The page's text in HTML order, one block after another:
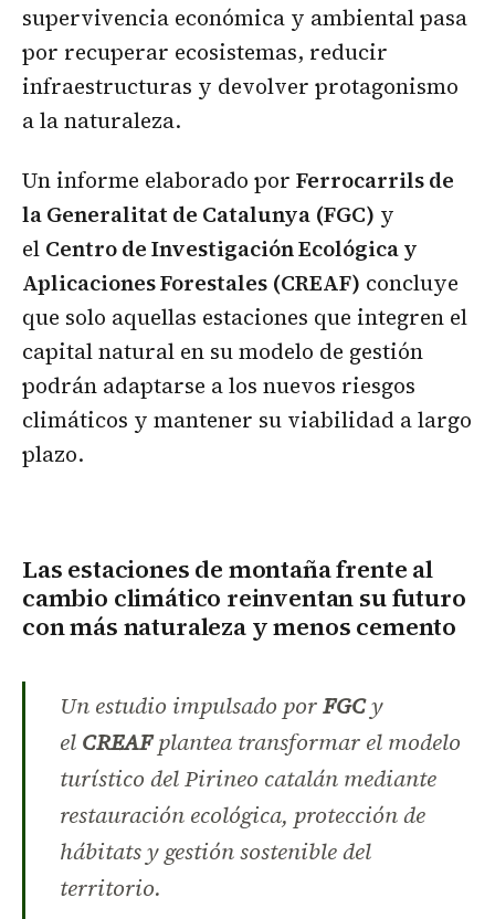
supervivencia económica y ambiental pasa
por recuperar ecosistemas, reducir
infraestructuras y devolver protagonismo
a la naturaleza.
Un informe elaborado por Ferrocarrils de
la Generalitat de Catalunya (FGC) y
el Centro de Investigación Ecológica y
Aplicaciones Forestales (CREAF) concluye
que solo aquellas estaciones que integren el
capital natural en su modelo de gestión
podrán adaptarse a los nuevos riesgos
climáticos y mantener su viabilidad a largo
plazo.
Las estaciones de montaña frente al
cambio climático reinventan su futuro
con más naturaleza y menos cemento
Un estudio impulsado porFGCy
el CREAFplantea transformar el modelo
turístico del Pirineo catalán mediante
restauración ecológica, protección de
hábitats y gestión sostenible del
territorio.